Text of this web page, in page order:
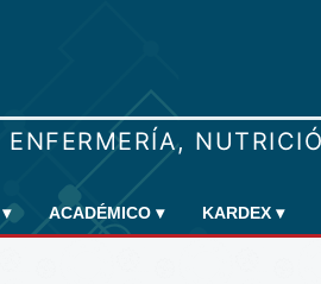
▾ ACADÉMICO ▾ KARDEX ▾